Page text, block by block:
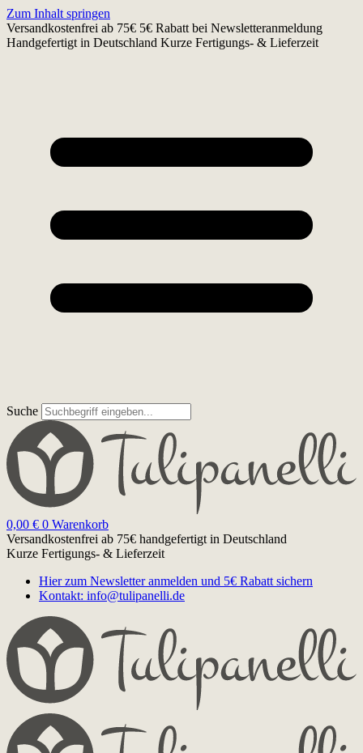
Zum Inhalt springen
Versandkostenfrei ab 75€ 5€ Rabatt bei Newsletteranmeldung
Handgefertigt in Deutschland Kurze Fertigungs- & Lieferzeit
Suche
0,00 € 0 Warenkorb
Versandkostenfrei ab 75€ handgefertigt in Deutschland
Kurze Fertigungs- & Lieferzeit
Hier zum Newsletter anmelden und 5€ Rabatt sichern
Kontakt: info@tulipanelli.de